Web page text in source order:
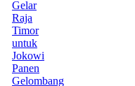
Gelar
Raja
Timor
untuk
Jokowi
Panen
Gelombang